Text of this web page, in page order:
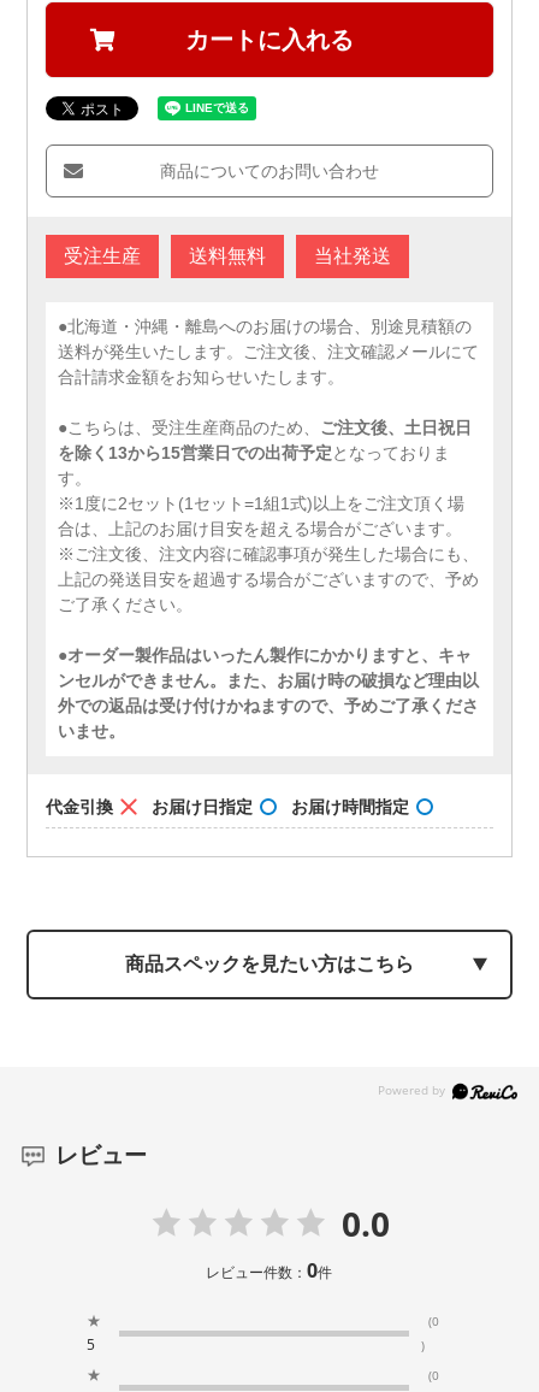
カートに入れる
商品についてのお問い合わせ
受注生産 送料無料 当社発送
●北海道・沖縄・離島へのお届けの場合、別途見積額の
送料が発生いたします。ご注文後、注文確認メールにて
合計請求金額をお知らせいたします。
●こちらは、受注生産商品のため、 ご注文後、土日祝日
を除く13から15営業日での出荷予定となっておりま
す。
※1度に2セット(1セット=1組1式)以上をご注文頂く場
合は、上記のお届け目安を超える場合がございます。
※ご注文後、注文内容に確認事項が発生した場合にも、
上記の発送目安を超過する場合がございますので、予め
ご了承ください。
●オーダー製作品はいったん製作にかかりますと、キャ
ンセルができません。また、お届け時の破損など理由以
外での返品は受け付けかねますので、予めご了承くださ
いませ。
代金引換 お届け日指定 お届け時間指定
商品スペックを見たい方はこちら
レビュー
0.0
レビュー件数：0件
★
5
(0
)
★
(0